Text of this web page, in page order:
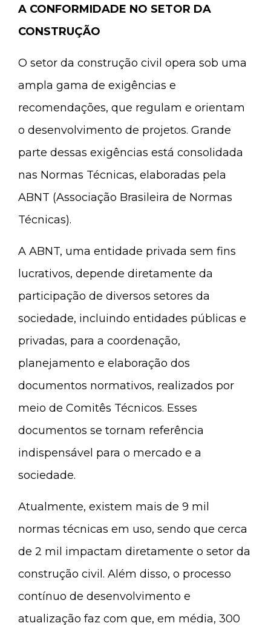
A CONFORMIDADE NO SETOR DA
CONSTRUÇÃO
O setor da construção civil opera sob uma
ampla gama de exigências e
recomendações, que regulam e orientam
o desenvolvimento de projetos. Grande
parte dessas exigências está consolidada
nas Normas Técnicas, elaboradas pela
ABNT (Associação Brasileira de Normas
Técnicas).
A ABNT, uma entidade privada sem fins
lucrativos, depende diretamente da
participação de diversos setores da
sociedade, incluindo entidades públicas e
privadas, para a coordenação,
planejamento e elaboração dos
documentos normativos, realizados por
meio de Comitês Técnicos. Esses
documentos se tornam referência
indispensável para o mercado e a
sociedade.
Atualmente, existem mais de 9 mil
normas técnicas em uso, sendo que cerca
de 2 mil impactam diretamente o setor da
construção civil. Além disso, o processo
contínuo de desenvolvimento e
atualização faz com que, em média, 300